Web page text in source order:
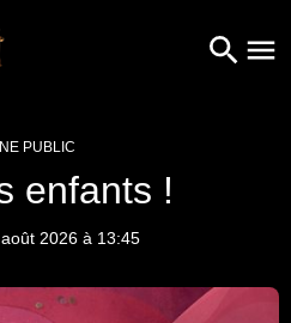
PUBLIC
enfants !
2026 à 13:45